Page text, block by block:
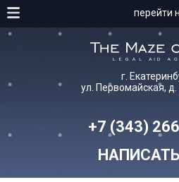
перейти
г.
ул. Первомайская,
+7 (343)